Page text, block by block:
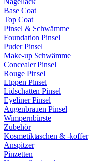
Nagellack
Base Coat
Top Coat
Pinsel & Schwämme
Foundation Pinsel
Puder Pinsel
Make-up Schwämme
Concealer Pinsel
Rouge Pinsel
Lippen Pinsel
Lidschatten Pinsel
Eyeliner Pinsel
Augenbrauen Pinsel
Wimpernbürste
Zubehör
Kosmetiktaschen & -koffer
Anspitzer
Pinzetten